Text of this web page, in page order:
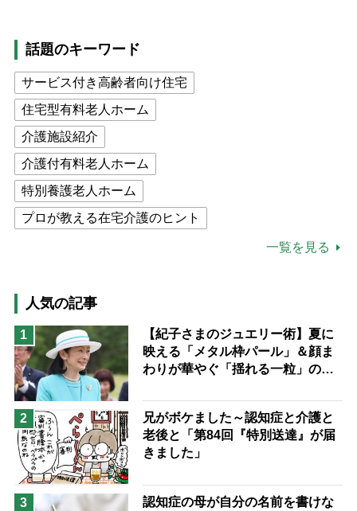
話題のキーワード
サービス付き高齢者向け住宅
住宅型有料老人ホーム
介護施設紹介
介護付有料老人ホーム
特別養護老人ホーム
プロが教える在宅介護のヒント
猫が母になつきません
息子の遠距離介護サバイバル術
兄がボケました
便利なサービス
予防法
一覧を見る
人気の記事
1
【紀子さまのジュエリー術】夏に
映える「メタル枠パール」＆顔ま
わりが華やぐ「揺れる一粒」の使
2
兄がボケました～認知症と介護と
老後と「第84回『特別送達』が届
きました」
3
認知症の母が自分の名前を書けな